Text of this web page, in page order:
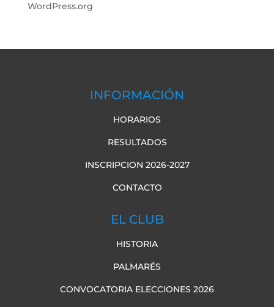
WordPress.org
INFORMACIÓN
HORARIOS
RESULTADOS
INSCRIPCION 2026-2027
CONTACTO
EL CLUB
HISTORIA
PALMARÉS
CONVOCATORIA ELECCIONES 2026